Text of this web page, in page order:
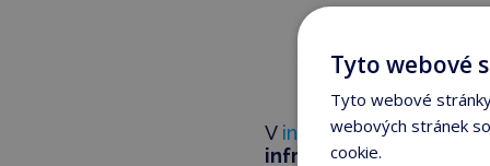
„Veškeré
V infrasaunách
infračervené teplo
.
Tyto webové
Tyto webové
webových stránek
cookie.